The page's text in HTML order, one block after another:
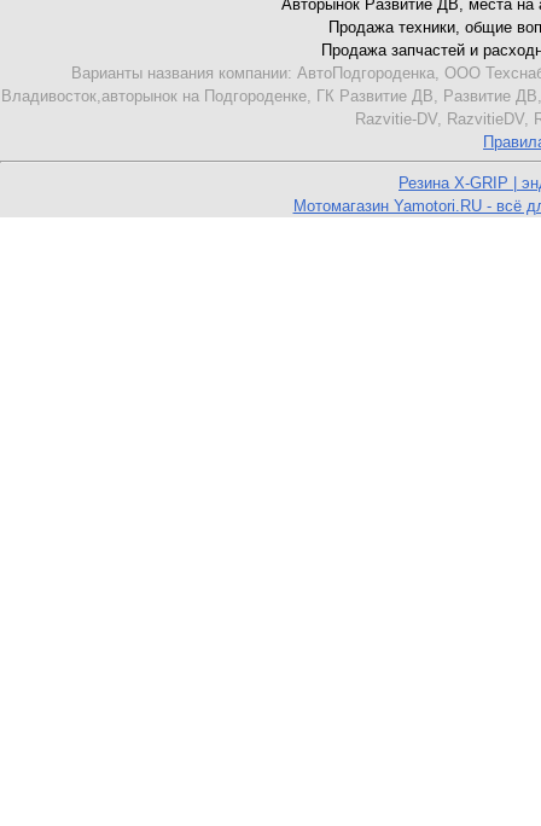
Авторынок Развитие ДВ, места на
Продажа техники, общие
Продажа запчастей и
Варианты названия компании: АвтоПодгороденка, ООО
Владивосток,авторынок на Подгороденке, ГК Развитие ДВ,
Razvitie-DV, RazvitieDV,
Резина X-GRIP |
Мотомагазин Yamotori.RU - всё